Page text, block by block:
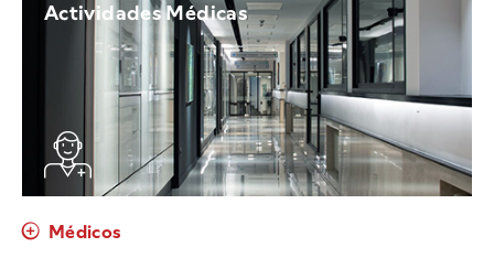
Actividades Médicas
Médicos